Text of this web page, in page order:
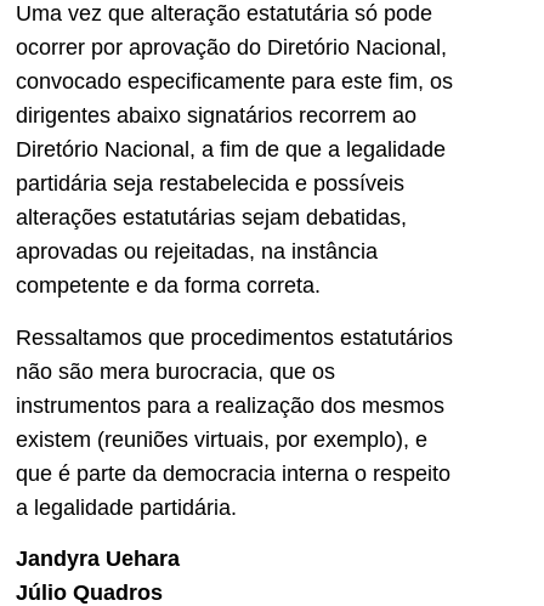
Uma vez que alteração estatutária só pode
ocorrer por aprovação do Diretório Nacional,
convocado especificamente para este fim, os
dirigentes abaixo signatários recorrem ao
Diretório Nacional, a fim de que a legalidade
partidária seja restabelecida e possíveis
alterações estatutárias sejam debatidas,
aprovadas ou rejeitadas, na instância
competente e da forma correta.
Ressaltamos que procedimentos estatutários
não são mera burocracia, que os
instrumentos para a realização dos mesmos
existem (reuniões virtuais, por exemplo), e
que é parte da democracia interna o respeito
a legalidade partidária.
Jandyra Uehara
Júlio Quadros